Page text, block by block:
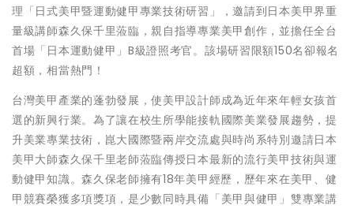
理「日式美甲暨運動健甲專業技術研習」，邀請到日本美甲界重
量級講師森久保千里蒞臨，親自指導專業美甲創作，並擔任全台
首場「日本運動健甲」B級證照考官。該場研習限額150名卻報名
超額，相當熱門！
台灣美甲產業的蓬勃發展，使美甲設計師成為近年來年輕女孩首
選的新興行業。為了讓在校生所學能接軌國際美業發展趨勢，提
升美業專業技術，崑大國際暨兩岸交流處與時尚系特別邀請日本
美甲大師森久保千里老師蒞臨傳授日本最新的流行美甲技術與運
動健甲知識。森久保老師擁有18年美甲經歷，歷年來在美甲、健
甲競賽榮獲多項獎項，是少數同時具備「美甲與健甲」雙專業講